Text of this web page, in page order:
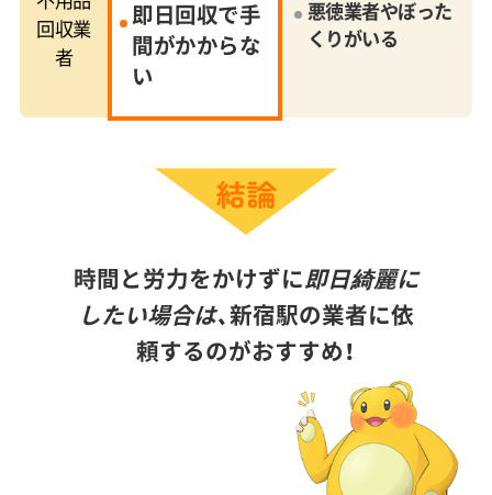
回収業
者
即日回収で手
間がかからな
い
悪徳業者やぼった
くりがいる
時間と労力をかけずに即日綺麗に
したい場合は、新宿駅の業者に依
頼するのがおすすめ！